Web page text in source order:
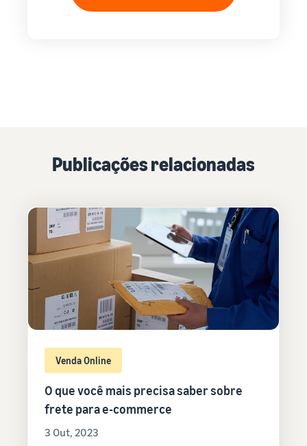
Publicações relacionadas
Venda Online
O que você mais precisa saber sobre
frete para e-commerce
3 Out, 2023